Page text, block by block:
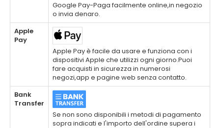
Google Pay-Paga facilmente online,in negozio
o invia denaro.
Apple
Pay
Apple Pay è facile da usare e funziona con i
dispositivi Apple che utilizzi ogni giorno.Puoi
fare acquisti in sicurezza in numerosi
negozi,app e pagine web senza contatto.
Bank
Transfer
Se non sono disponibili i metodi di pagamento
sopra indicati e l'importo dell'ordine supera i